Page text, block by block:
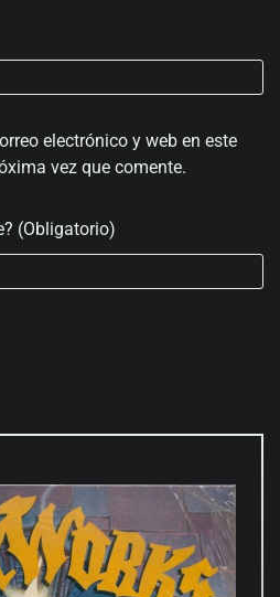
electrónico y web en este
vez que comente.
(Obligatorio)